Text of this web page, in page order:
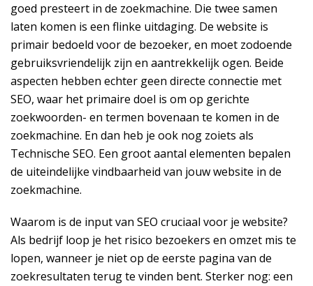
goed presteert in de zoekmachine. Die twee samen
laten komen is een flinke uitdaging. De website is
primair bedoeld voor de bezoeker, en moet zodoende
gebruiksvriendelijk zijn en aantrekkelijk ogen. Beide
aspecten hebben echter geen directe connectie met
SEO, waar het primaire doel is om op gerichte
zoekwoorden- en termen bovenaan te komen in de
zoekmachine. En dan heb je ook nog zoiets als
Technische SEO. Een groot aantal elementen bepalen
de uiteindelijke vindbaarheid van jouw website in de
zoekmachine.
Waarom is de input van SEO cruciaal voor je website?
Als bedrijf loop je het risico bezoekers en omzet mis te
lopen, wanneer je niet op de eerste pagina van de
zoekresultaten terug te vinden bent. Sterker nog: een